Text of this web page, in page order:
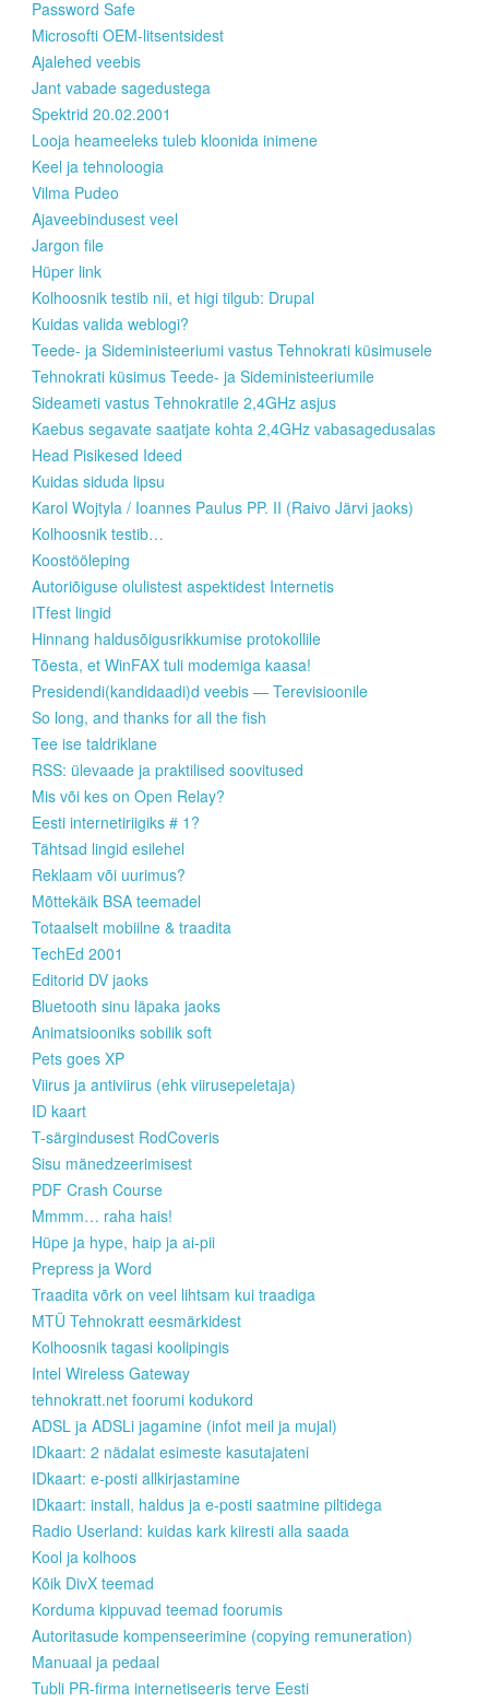
Password Safe
Microsofti OEM-litsentsidest
Ajalehed veebis
Jant vabade sagedustega
Spektrid 20.02.2001
Looja heameeleks tuleb kloonida inimene
Keel ja tehnoloogia
Vilma Pudeo
Ajaveebindusest veel
Jargon file
Hüper link
Kolhoosnik testib nii, et higi tilgub: Drupal
Kuidas valida weblogi?
Teede- ja Sideministeeriumi vastus Tehnokrati küsimusele
Tehnokrati küsimus Teede- ja Sideministeeriumile
Sideameti vastus Tehnokratile 2,4GHz asjus
Kaebus segavate saatjate kohta 2,4GHz vabasagedusalas
Head Pisikesed Ideed
Kuidas siduda lipsu
Karol Wojtyla / Ioannes Paulus PP. II (Raivo Järvi jaoks)
Kolhoosnik testib…
Koostööleping
Autoriõiguse olulistest aspektidest Internetis
ITfest lingid
Hinnang haldusõigusrikkumise protokollile
Tõesta, et WinFAX tuli modemiga kaasa!
Presidendi(kandidaadi)d veebis — Terevisioonile
So long, and thanks for all the fish
Tee ise taldriklane
RSS: ülevaade ja praktilised soovitused
Mis või kes on Open Relay?
Eesti internetiriigiks # 1?
Tähtsad lingid esilehel
Reklaam või uurimus?
Mõttekäik BSA teemadel
Totaalselt mobiilne & traadita
TechEd 2001
Editorid DV jaoks
Bluetooth sinu läpaka jaoks
Animatsiooniks sobilik soft
Pets goes XP
Viirus ja antiviirus (ehk viirusepeletaja)
ID kaart
T-särgindusest RodCoveris
Sisu mänedzeerimisest
PDF Crash Course
Mmmm… raha hais!
Hüpe ja hype, haip ja ai-pii
Prepress ja Word
Traadita võrk on veel lihtsam kui traadiga
MTÜ Tehnokratt eesmärkidest
Kolhoosnik tagasi koolipingis
Intel Wireless Gateway
tehnokratt.net foorumi kodukord
ADSL ja ADSLi jagamine (infot meil ja mujal)
IDkaart: 2 nädalat esimeste kasutajateni
IDkaart: e-posti allkirjastamine
IDkaart: install, haldus ja e-posti saatmine piltidega
Radio Userland: kuidas kark kiiresti alla saada
Kool ja kolhoos
Kõik DivX teemad
Korduma kippuvad teemad foorumis
Autoritasude kompenseerimine (copying remuneration)
Manuaal ja pedaal
Tubli PR-firma internetiseeris terve Eesti